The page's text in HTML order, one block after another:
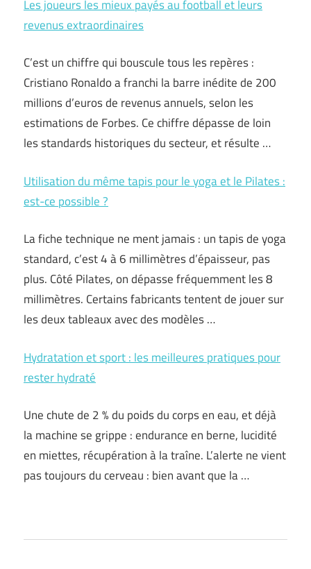
Les joueurs les mieux payés au football et leurs
revenus extraordinaires
C’est un chiffre qui bouscule tous les repères :
Cristiano Ronaldo a franchi la barre inédite de 200
millions d’euros de revenus annuels, selon les
estimations de Forbes. Ce chiffre dépasse de loin
les standards historiques du secteur, et résulte …
Utilisation du même tapis pour le yoga et le Pilates :
est-ce possible ?
La fiche technique ne ment jamais : un tapis de yoga
standard, c’est 4 à 6 millimètres d’épaisseur, pas
plus. Côté Pilates, on dépasse fréquemment les 8
millimètres. Certains fabricants tentent de jouer sur
les deux tableaux avec des modèles …
Hydratation et sport : les meilleures pratiques pour
rester hydraté
Une chute de 2 % du poids du corps en eau, et déjà
la machine se grippe : endurance en berne, lucidité
en miettes, récupération à la traîne. L’alerte ne vient
pas toujours du cerveau : bien avant que la …